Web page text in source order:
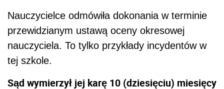
Nauczycielce odmówiła dokonania w terminie
przewidzianym ustawą oceny okresowej
nauczyciela. To tylko przykłady incydentów w
tej szkole.
Sąd wymierzył jej karę 10 (dziesięciu) miesięcy